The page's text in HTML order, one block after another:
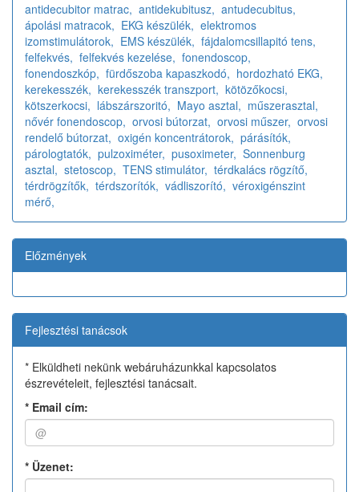
antidecubitor matrac, antidekubitusz, antudecubitus,
ápolási matracok, EKG készülék, elektromos
izomstimulátorok, EMS készülék, fájdalomcsillapitó tens,
felfekvés, felfekvés kezelése, fonendoscop,
fonendoszkóp, fürdőszoba kapaszkodó, hordozható EKG,
kerekesszék, kerekesszék transzport, kötözőkocsi,
kötszerkocsi, lábszárszoritó, Mayo asztal, műszerasztal,
nővér fonendoscop, orvosi bútorzat, orvosi műszer, orvosi
rendelő bútorzat, oxigén koncentrátorok, párásítók,
párologtatók, pulzoximéter, pusoximeter, Sonnenburg
asztal, stetoscop, TENS stimulátor, térdkalács rögzítő,
térdrögzítők, térdszorítók, vádliszorító, véroxigénszint
mérő,
Előzmények
Fejlesztési tanácsok
* Elküldheti nekünk webáruházunkkal kapcsolatos
észrevételeit, fejlesztési tanácsait.
* Email cím:
* Üzenet: